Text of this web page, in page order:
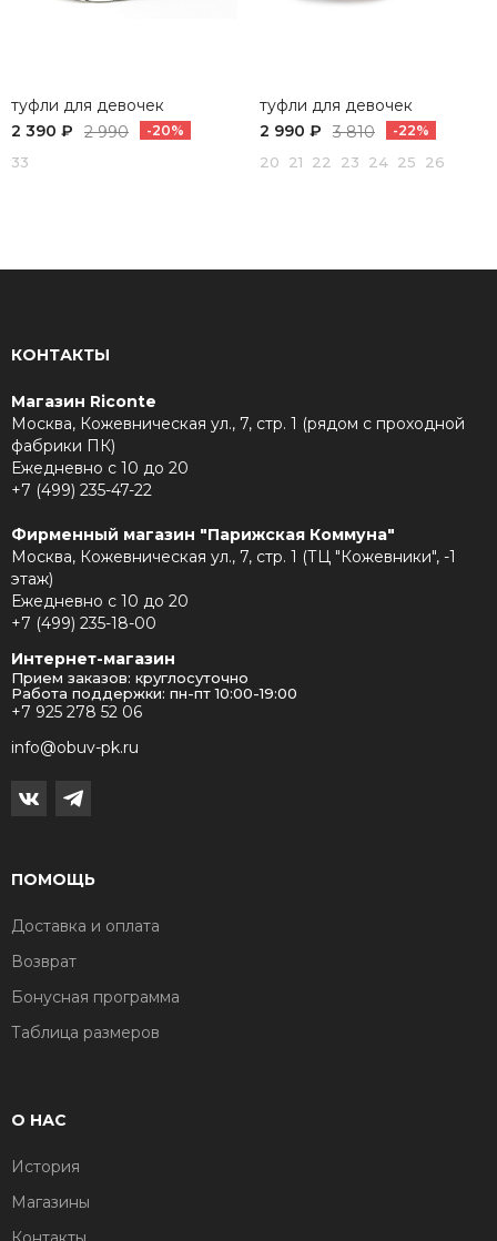
туфли для девочек
2 390 ₽
2 990 -20%
33
туфли для девочек
2 990 ₽
3 810 -22%
20 21 22 23 24 25 26
КОНТАКТЫ
Магазин Riconte
Москва, Кожевническая ул., 7, стр. 1 (рядом с проходной
фабрики ПК)
Ежедневно с 10 до 20
+7 (499) 235-47-22
Фирменный магазин "Парижская Коммуна"
Москва, Кожевническая ул., 7, стр. 1 (ТЦ "Кожевники", -1
этаж)
Ежедневно с 10 до 20
+7 (499) 235-18-00
Интернет-магазин
Прием заказов: круглосуточно
Работа поддержки: пн-пт 10:00-19:00
+7 925 278 52 06
info@obuv-pk.ru
ПОМОЩЬ
Доставка и оплата
Возврат
Бонусная программа
Таблица размеров
О НАС
История
Магазины